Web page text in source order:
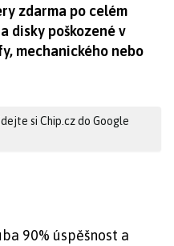
zdarma po celém
disky poškozené v
mechanického nebo
si Chip.cz do Google
90% úspěšnost a